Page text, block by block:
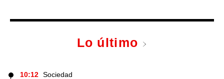
Lo último
10:12 Sociedad